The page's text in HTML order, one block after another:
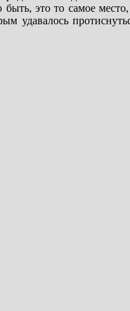
это то самое
удавалось